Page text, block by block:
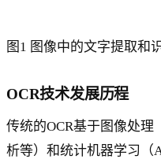
图1 图像中的文字提取和
OCR技术发展历程
传统的OCR基于图像处
析等）和统计机器学习（